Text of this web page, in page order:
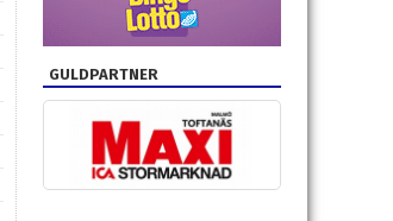
GULDPARTNER